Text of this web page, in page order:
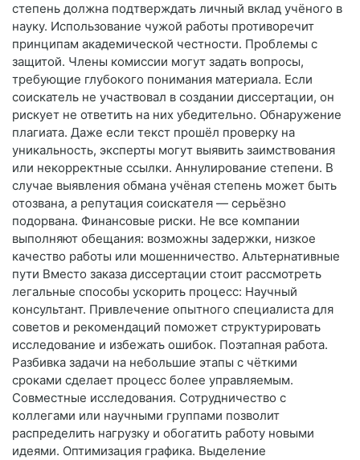
степень должна подтверждать личный вклад учёного в
науку. Использование чужой работы противоречит
принципам академической честности. Проблемы с
защитой. Члены комиссии могут задать вопросы,
требующие глубокого понимания материала. Если
соискатель не участвовал в создании диссертации, он
рискует не ответить на них убедительно. Обнаружение
плагиата. Даже если текст прошёл проверку на
уникальность, эксперты могут выявить заимствования
или некорректные ссылки. Аннулирование степени. В
случае выявления обмана учёная степень может быть
отозвана, а репутация соискателя — серьёзно
подорвана. Финансовые риски. Не все компании
выполняют обещания: возможны задержки, низкое
качество работы или мошенничество. Альтернативные
пути Вместо заказа диссертации стоит рассмотреть
легальные способы ускорить процесс: Научный
консультант. Привлечение опытного специалиста для
советов и рекомендаций поможет структурировать
исследование и избежать ошибок. Поэтапная работа.
Разбивка задачи на небольшие этапы с чёткими
сроками сделает процесс более управляемым.
Совместные исследования. Сотрудничество с
коллегами или научными группами позволит
распределить нагрузку и обогатить работу новыми
идеями. Оптимизация графика. Выделение